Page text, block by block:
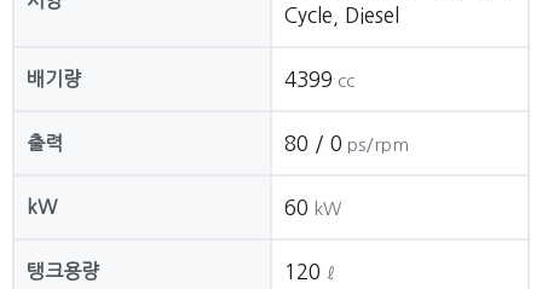
Cycle, Diesel
배기량 4399 cc
출력 80 / 0 ps/rpm
kW 60 kW
탱크용량 120 ℓ